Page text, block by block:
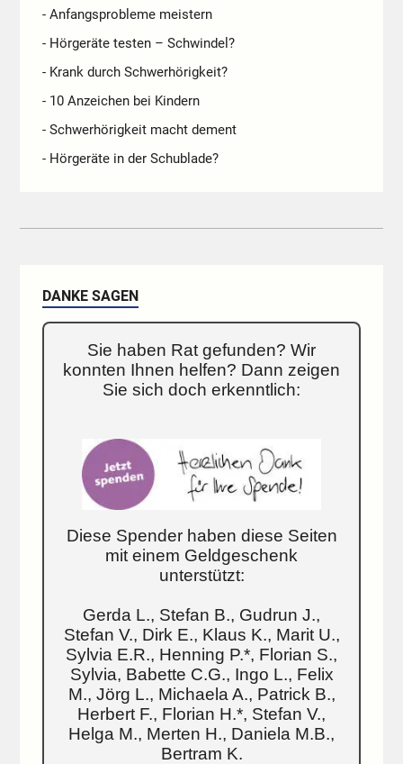
- Anfangsprobleme meistern
- Hörgeräte testen – Schwindel?
- Krank durch Schwerhörigkeit?
- 10 Anzeichen bei Kindern
- Schwerhörigkeit macht dement
- Hörgeräte in der Schublade?
DANKE SAGEN
Sie haben Rat gefunden? Wir
konnten Ihnen helfen? Dann zeigen
Sie sich doch erkenntlich:
Diese Spender haben diese Seiten
mit einem Geldgeschenk
unterstützt:
Gerda L., Stefan B., Gudrun J.,
Stefan V., Dirk E., Klaus K., Marit U.,
Sylvia E.R., Henning P.*, Florian S.,
Sylvia, Babette C.G., Ingo L., Felix
M., Jörg L., Michaela A., Patrick B.,
Herbert F., Florian H.*, Stefan V.,
Helga M., Merten H., Daniela M.B.,
Bertram K.